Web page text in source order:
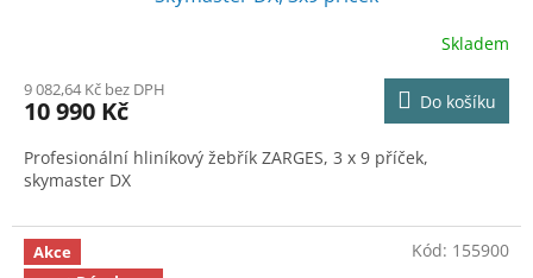
R
M
A
Skladem
9 082,64 Kč bez DPH
10 990 Kč Do košíku
Profesionální hliníkový žebřík ZARGES, 3 x 9 příček,
skymaster DX
Akce
Kód: 155900